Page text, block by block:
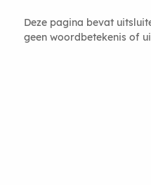
Deze pagina bevat
geen woordbetekenis of